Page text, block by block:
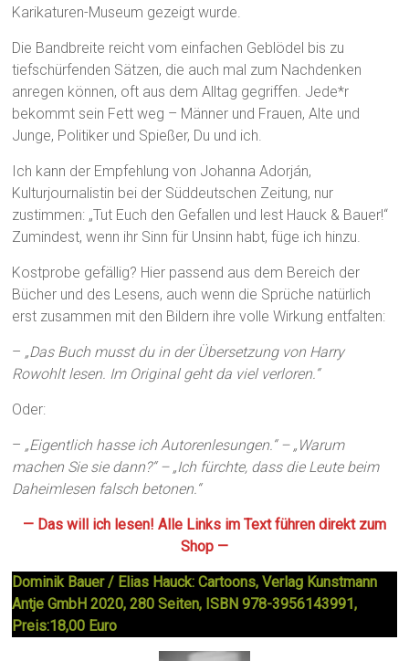
Karikaturen-Museum gezeigt wurde.
Die Bandbreite reicht vom einfachen Geblödel bis zu
tiefschürfenden Sätzen, die auch mal zum Nachdenken
anregen können, oft aus dem Alltag gegriffen. Jede*r
bekommt sein Fett weg – Männer und Frauen, Alte und
Junge, Politiker und Spießer, Du und ich.
Ich kann der Empfehlung von Johanna Adorján,
Kulturjournalistin bei der Süddeutschen Zeitung, nur
zustimmen: „Tut Euch den Gefallen und lest Hauck & Bauer!“
Zumindest, wenn ihr Sinn für Unsinn habt, füge ich hinzu.
Kostprobe gefällig? Hier passend aus dem Bereich der
Bücher und des Lesens, auch wenn die Sprüche natürlich
erst zusammen mit den Bildern ihre volle Wirkung entfalten:
– „Das Buch musst du in der Übersetzung von Harry
Rowohlt lesen. Im Original geht da viel verloren.“
Oder:
– „Eigentlich hasse ich Autorenlesungen.“ – „Warum
machen Sie sie dann?“ – „Ich fürchte, dass die Leute beim
Daheimlesen falsch betonen.“
— Das will ich lesen! Alle Links im Text führen direkt zum
Shop —
Dominik Bauer / Elias Hauck: Cartoons, Verlag Kunstmann
Antje GmbH 2020, 280 Seiten, ISBN 978-3956143991,
Preis:18,00 Euro